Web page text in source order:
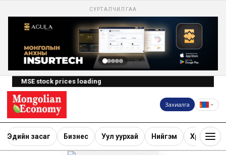
СУРТАЛЧИЛГАА
MSE stock prices loading
Захиалга
Эдийн засаг Бизнес Уул уурхай Нийгэм Хөрөнгө